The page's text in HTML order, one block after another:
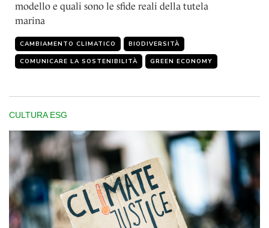
content.
modello e quali sono le sfide reali della tutela
marina
CAMBIAMENTO CLIMATICO BIODIVERSITÀ
COMUNICARE LA SOSTENIBILITÀ GREEN ECONOMY
CULTURA ESG